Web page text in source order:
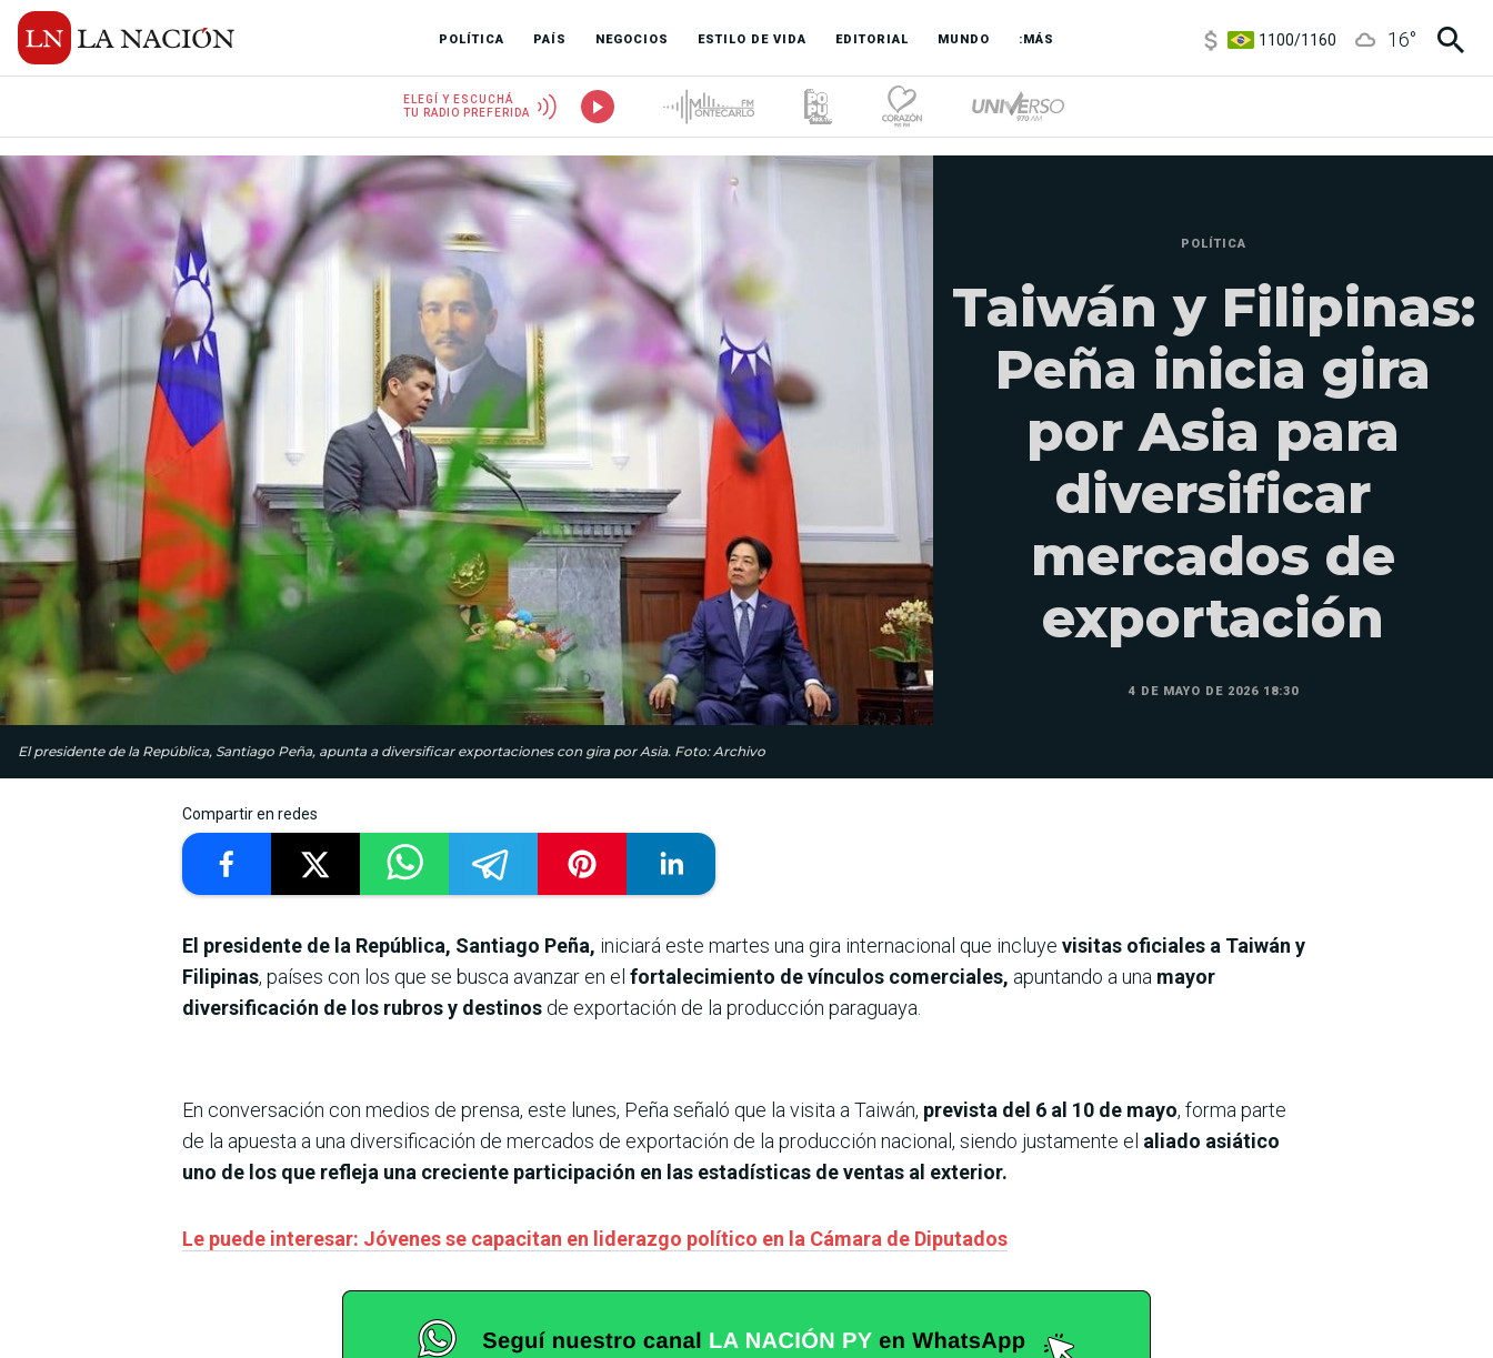
POLÍTICA PAÍS NEGOCIOS ESTILO DE VIDA EDITORIAL MUNDO :MÁS
3,8/4
6850/7200
16°
ELEGÍ Y ESCUCHÁ
TU RADIO PREFERIDA
El presidente de la República, Santiago Peña, apunta a diversificar exportaciones con gira por Asia. Foto: Archivo
POLÍTICA
Taiwán y Filipinas:
Peña inicia gira
por Asia para
diversificar
mercados de
exportación
4 DE MAYO DE 2026 18:30
Compartir en redes
El presidente de la República, Santiago Peña, iniciará este martes una gira internacional que incluye visitas oficiales a Taiwán y
Filipinas, países con los que se busca avanzar en el fortalecimiento de vínculos comerciales, apuntando a una mayor
diversificación de los rubros y destinos de exportación de la producción paraguaya.
En conversación con medios de prensa, este lunes, Peña señaló que la visita a Taiwán, prevista del 6 al 10 de mayo, forma parte
de la apuesta a una diversificación de mercados de exportación de la producción nacional, siendo justamente el aliado asiático
uno de los que refleja una creciente participación en las estadísticas de ventas al exterior.
Le puede interesar: Jóvenes se capacitan en liderazgo político en la Cámara de Diputados